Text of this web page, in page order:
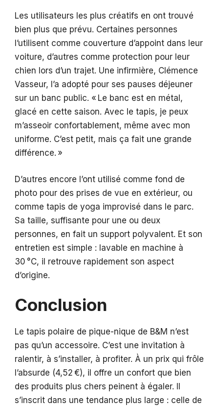
Les utilisateurs les plus créatifs en ont trouvé
bien plus que prévu. Certaines personnes
l’utilisent comme couverture d’appoint dans leur
voiture, d’autres comme protection pour leur
chien lors d’un trajet. Une infirmière, Clémence
Vasseur, l’a adopté pour ses pauses déjeuner
sur un banc public. « Le banc est en métal,
glacé en cette saison. Avec le tapis, je peux
m’asseoir confortablement, même avec mon
uniforme. C’est petit, mais ça fait une grande
différence. »
D’autres encore l’ont utilisé comme fond de
photo pour des prises de vue en extérieur, ou
comme tapis de yoga improvisé dans le parc.
Sa taille, suffisante pour une ou deux
personnes, en fait un support polyvalent. Et son
entretien est simple : lavable en machine à
30 °C, il retrouve rapidement son aspect
d’origine.
Conclusion
Le tapis polaire de pique-nique de B&M n’est
pas qu’un accessoire. C’est une invitation à
ralentir, à s’installer, à profiter. À un prix qui frôle
l’absurde (4,52 €), il offre un confort que bien
des produits plus chers peinent à égaler. Il
s’inscrit dans une tendance plus large : celle de